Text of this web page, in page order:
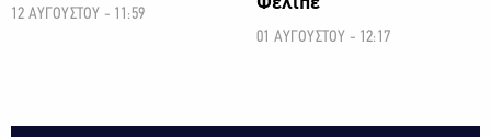
12 ΑΥΓΟΥΣΤΟΥ - 11:59
Φελίπε
01 ΑΥΓΟΥΣΤΟΥ - 12:17